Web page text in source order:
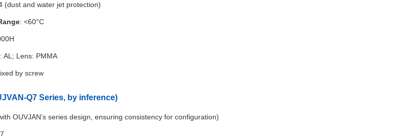
(dust and water jet protection)
: <60°C
AL; Lens: PMMA
by screw
Q7 Series, by inference)
OUVJAN’s series design, ensuring consistency for configuration)